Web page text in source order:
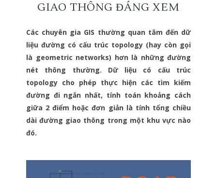
GIAO THÔNG ĐÁNG XEM
Các chuyên gia GIS thường quan tâm đến dữ
liệu đường có cấu trúc topology (hay còn gọi
là geometric networks) hơn là những đường
nét thông thường. Dữ liệu có cấu trúc
topology cho phép thực hiện các tìm kiếm
đường đi ngắn nhất, tính toán khoảng cách
giữa 2 điểm hoặc đơn giản là tính tổng chiều
dài đường giao thông trong một khu vực nào
đó.